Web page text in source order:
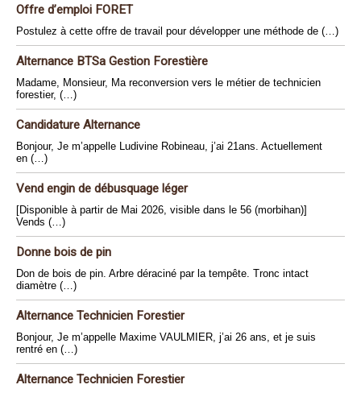
Offre d’emploi FORET
Postulez à cette offre de travail pour développer une méthode de (…)
Alternance BTSa Gestion Forestière
Madame, Monsieur, Ma reconversion vers le métier de technicien
forestier, (…)
Candidature Alternance
Bonjour, Je m’appelle Ludivine Robineau, j’ai 21ans. Actuellement
en (…)
Vend engin de débusquage léger
[Disponible à partir de Mai 2026, visible dans le 56 (morbihan)]
Vends (…)
Donne bois de pin
Don de bois de pin. Arbre déraciné par la tempête. Tronc intact
diamètre (…)
Alternance Technicien Forestier
Bonjour, Je m’appelle Maxime VAULMIER, j’ai 26 ans, et je suis
rentré en (…)
Alternance Technicien Forestier